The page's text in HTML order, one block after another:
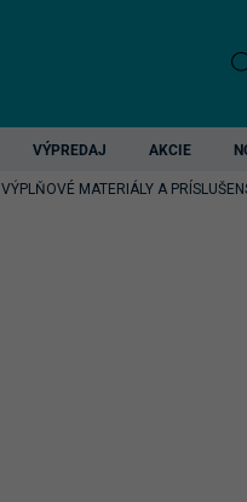
VÝPREDAJ AKCIE
VÝPLŇOVÉ MATERIÁLY A